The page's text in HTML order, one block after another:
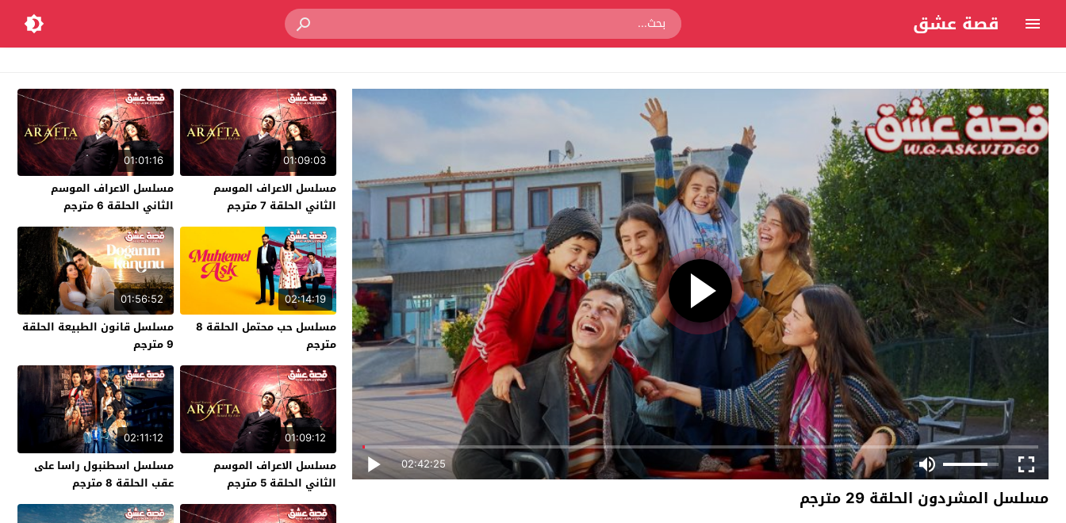
قصة عشق
02:42:25
مسلسل المشردون الحلقة 29 مترجم
01:09:03
مسلسل الاعراف الموسم
الثاني الحلقة 7 مترجم
01:01:16
مسلسل الاعراف الموسم
الثاني الحلقة 6 مترجم
02:14:19
مسلسل حب محتمل الحلقة 8
مترجم
01:56:52
مسلسل قانون الطبيعة الحلقة
9 مترجم
01:09:12
مسلسل الاعراف الموسم
الثاني الحلقة 5 مترجم
02:11:12
مسلسل اسطنبول راسا على
عقب الحلقة 8 مترجم